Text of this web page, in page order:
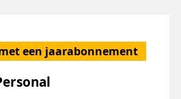
een jaarabonnement